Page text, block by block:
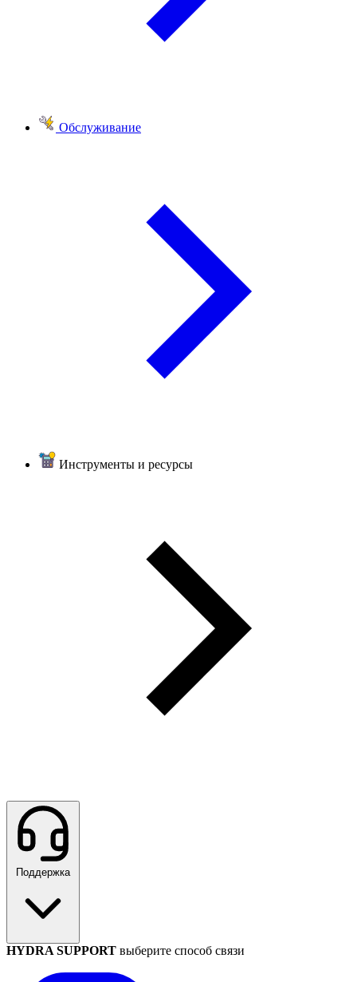
Обслуживание
Инструменты и ресурсы
Поддержка
HYDRA SUPPORT выберите способ связи